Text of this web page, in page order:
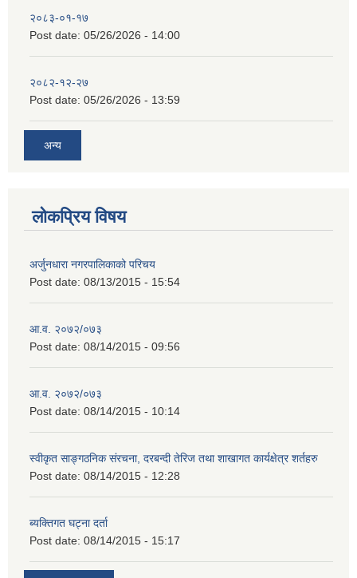
२०८३-०१-१७
Post date: 05/26/2026 - 14:00
२०८२-१२-२७
Post date: 05/26/2026 - 13:59
अन्य
लोकप्रिय विषय
अर्जुनधारा नगरपालिकाको परिचय
Post date: 08/13/2015 - 15:54
आ.व. २०७२/०७३
Post date: 08/14/2015 - 09:56
आ.व. २०७२/०७३
Post date: 08/14/2015 - 10:14
स्वीकृत साङ्गठनिक संरचना, दरबन्दी तेरिज तथा शाखागत कार्यक्षेत्र शर्तहरु
Post date: 08/14/2015 - 12:28
ब्यक्तिगत घट्ना दर्ता
Post date: 08/14/2015 - 15:17